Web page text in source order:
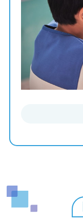
まずはお気軽に
料金やカリキュ